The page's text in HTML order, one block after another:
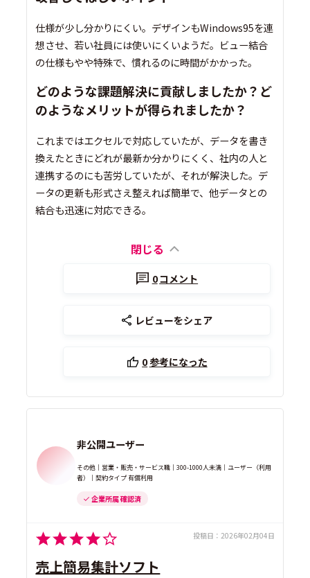
仕様が少し分かりにくい。デザインもWindows95を連
想させ、若い社員には使いにくいようだ。ビュー結合
の仕様もやや特殊で、慣れるのに時間がかかった。
どのような課題解決に貢献しましたか？ど
のようなメリットが得られましたか？
これまではエクセルで対応していたが、データを書き
換えたときにどれが最新か分かりにくく、社内の人と
連携するのにも苦労していたが、それが解決した。デ
ータの更新も形式さえ整えれば簡単で、他データとの
結合も迅速に対応できる。
閉じる
0コメント
レビューをシェア
0参考になった
非公開ユーザー
その他｜営業・販売・サービス職｜300-1000人未満｜ユーザー（利用
者）｜契約タイプ 有償利用
企業所属 確認済
投稿日： 2026年02月04日
売上簡易集計ソフト